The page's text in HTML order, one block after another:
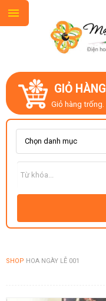
GIỎ HÀNG
Giỏ hàng trống.
SHOP HOA NGÀY LỄ 001
GIỚI THIỆU
LIÊN HỆ
MẪU HOA MỚI
CHỦ ĐỀ